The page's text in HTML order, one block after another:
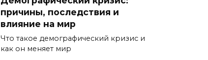
причины, последствия и
влияние на мир
Что такое демографический кризис и
как он меняет мир